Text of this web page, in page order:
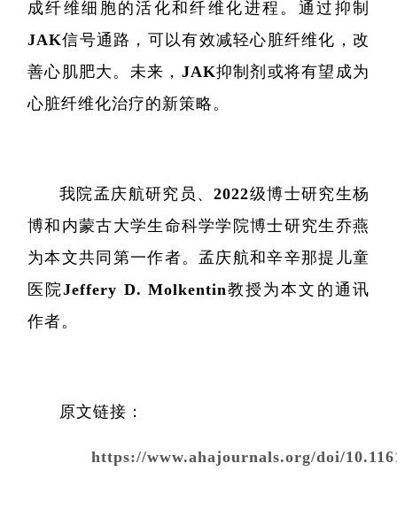
单细胞
分子与
创新药物
微生
成纤维细胞的活化和纤维化进程。通过抑制
JAK信号通路，可以有效减轻心脏纤维化，改
善心肌肥大。未来，JAK抑制剂或将有望成为
心脏纤维化治疗的新策略。
我院孟庆航研究员、2022级博士研究生杨
博和内蒙古大学生命科学学院博士研究生乔燕
为本文共同第一作者。孟庆航和辛辛那提儿童
医院Jeffery D. Molkentin教授为本文的通讯
作者。
原文链接：
https://www.ahajournals.org/doi/